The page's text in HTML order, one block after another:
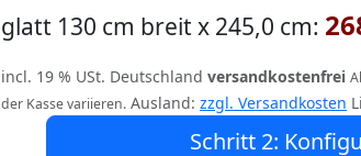
glatt 130 cm breit x 245,0 cm:
incl. 19 % USt. Deutschland versandkostenfrei
der Kasse variieren. Ausland: zzgl. Versandkosten
Schritt 2: